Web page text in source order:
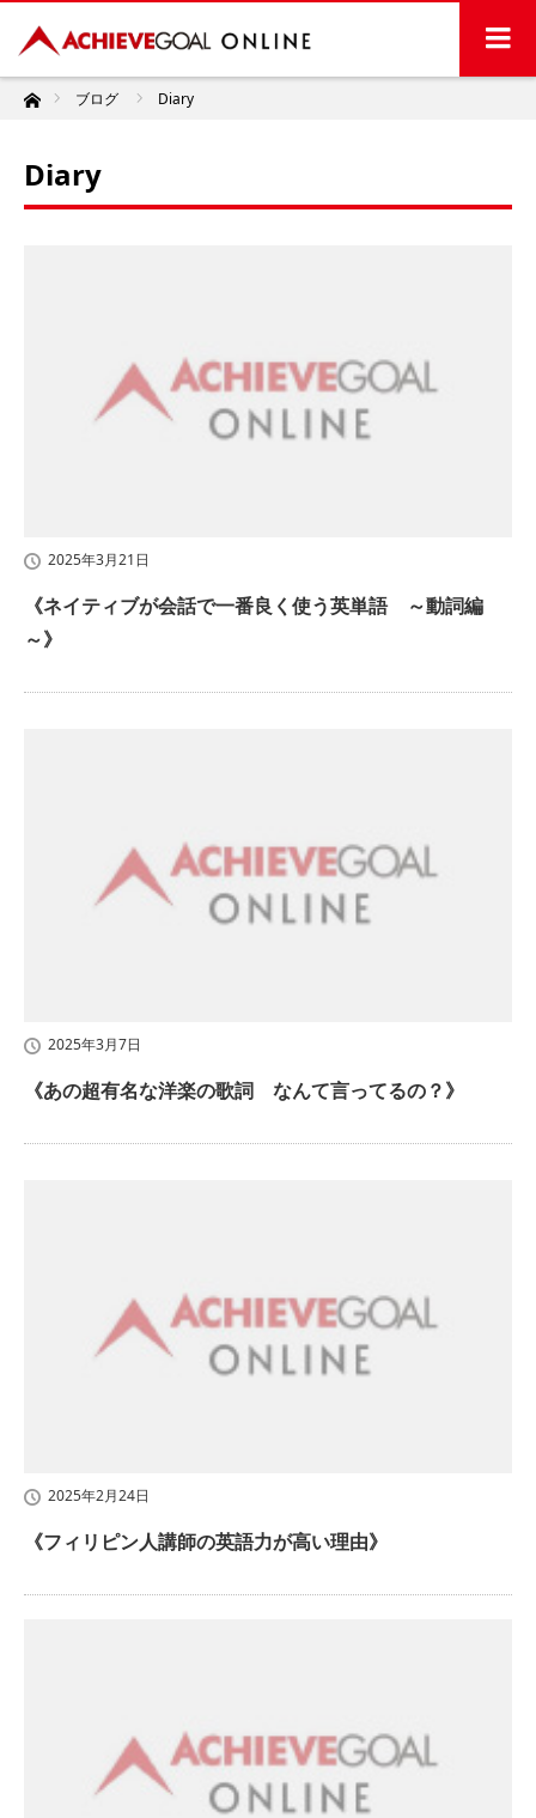
ホームブログ Diary
Diary
2025年3月21日
《ネイティブが会話で一番良く使う英単語 ～動詞編
～》
2025年3月7日
《あの超有名な洋楽の歌詞 なんて言ってるの？》
2025年2月24日
《フィリピン人講師の英語力が高い理由》